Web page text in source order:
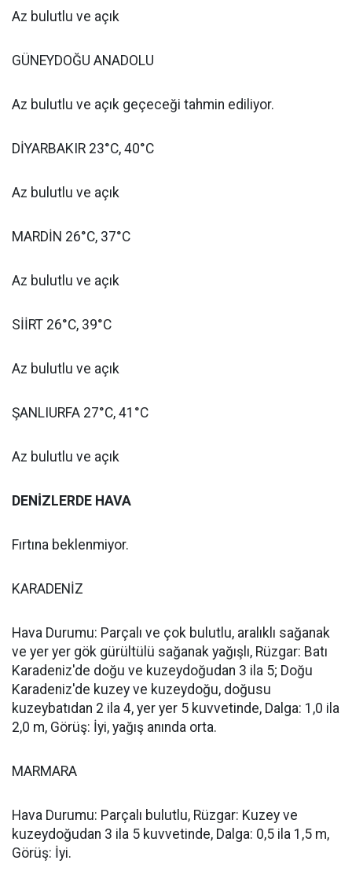
Az bulutlu ve açık
GÜNEYDOĞU ANADOLU
Az bulutlu ve açık geçeceği tahmin ediliyor.
DİYARBAKIR 23°C, 40°C
Az bulutlu ve açık
MARDİN 26°C, 37°C
Az bulutlu ve açık
SİİRT 26°C, 39°C
Az bulutlu ve açık
ŞANLIURFA 27°C, 41°C
Az bulutlu ve açık
DENİZLERDE HAVA
Fırtına beklenmiyor.
KARADENİZ
Hava Durumu: Parçalı ve çok bulutlu, aralıklı sağanak
ve yer yer gök gürültülü sağanak yağışlı, Rüzgar: Batı
Karadeniz'de doğu ve kuzeydoğudan 3 ila 5; Doğu
Karadeniz'de kuzey ve kuzeydoğu, doğusu
kuzeybatıdan 2 ila 4, yer yer 5 kuvvetinde, Dalga: 1,0 ila
2,0 m, Görüş: İyi, yağış anında orta.
MARMARA
Hava Durumu: Parçalı bulutlu, Rüzgar: Kuzey ve
kuzeydoğudan 3 ila 5 kuvvetinde, Dalga: 0,5 ila 1,5 m,
Görüş: İyi.